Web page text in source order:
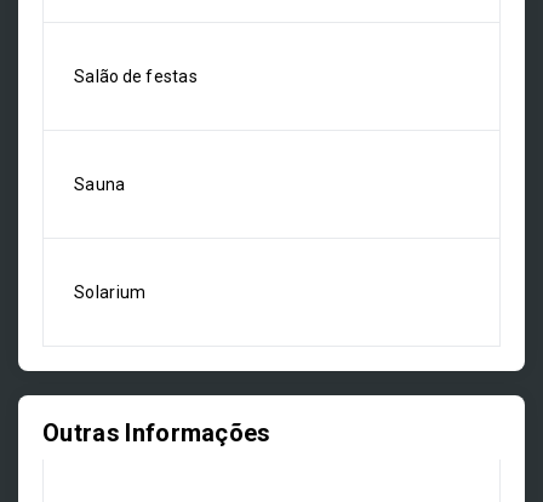
Salão de festas
Sauna
Solarium
Outras Informações